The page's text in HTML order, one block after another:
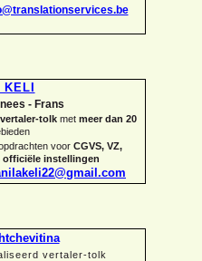
-Frans
tolk met meer dan 20
voor CGVS, VZ,
officiële instellingen
vertaler-tolk